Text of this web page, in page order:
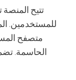
تتيح
للمستخدمين.
متصفح
الحاسمة.